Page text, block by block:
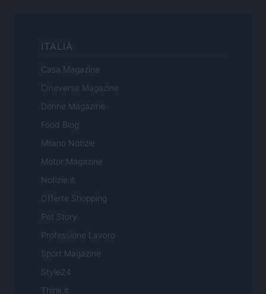
ITALIA
Casa Magazine
Cineverse Magazine
Donne Magazine
Food Blog
Milano Notizie
Motor Magazine
Notizie.it
Offerte Shopping
Pet Story
Professione Lavoro
Sport Magazine
Style24
Think.it